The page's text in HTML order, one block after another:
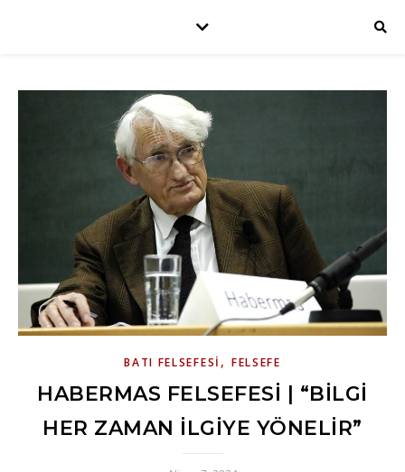
BATI FELSEFESI , FELSEFE
HABERMAS FELSEFESI | “BILGI
HER ZAMAN İLGIYE YÖNELIR”